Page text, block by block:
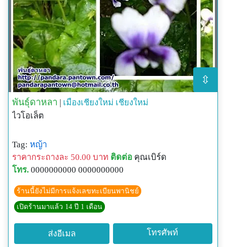
⇳
พันธุ์ดาหลา เมืองเชียงใหม่ เชียงใหม่
ไวโอเล็ต
Tag: หญ้า
ราคากระถางละ 50.00 บาท ติดต่อ คุณเบิร์ด
โทร. 0000000000 0000000000
ร้านนี้ยังไม่มีการแจ้งเลขทะเบียนพานิชย์
เปิดร้านมาแล้ว 14 ปี 1 เดือน
ส่งอีเมล โทรศัพท์